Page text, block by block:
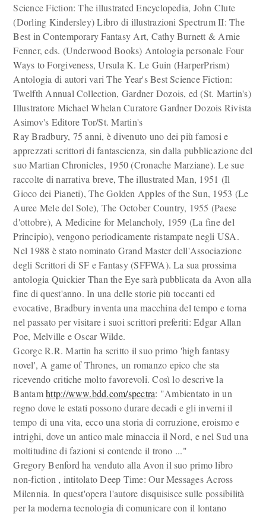
Science Fiction: The illustrated Encyclopedia, John Clute
(Dorling Kindersley) Libro di illustrazioni Spectrum II: The
Best in Contemporary Fantasy Art, Cathy Burnett & Arnie
Fenner, eds. (Underwood Books) Antologia personale Four
Ways to Forgiveness, Ursula K. Le Guin (HarperPrism)
Antologia di autori vari The Year's Best Science Fiction:
Twelfth Annual Collection, Gardner Dozois, ed (St. Martin's)
Illustratore Michael Whelan Curatore Gardner Dozois Rivista
Asimov's Editore Tor/St. Martin's
Ray Bradbury, 75 anni, è divenuto uno dei più famosi e
apprezzati scrittori di fantascienza, sin dalla pubblicazione del
suo Martian Chronicles, 1950 (Cronache Marziane). Le sue
raccolte di narrativa breve, The illustrated Man, 1951 (Il
Gioco dei Pianeti), The Golden Apples of the Sun, 1953 (Le
Auree Mele del Sole), The October Country, 1955 (Paese
d'ottobre), A Medicine for Melancholy, 1959 (La fine del
Principio), vengono periodicamente ristampate negli USA.
Nel 1988 è stato nominato Grand Master dell'Associazione
degli Scrittori di SF e Fantasy (SFFWA). La sua prossima
antologia Quickier Than the Eye sarà pubblicata da Avon alla
fine di quest'anno. In una delle storie più toccanti ed
evocative, Bradbury inventa una macchina del tempo e torna
nel passato per visitare i suoi scrittori preferiti: Edgar Allan
Poe, Melville e Oscar Wilde.
George R.R. Martin ha scritto il suo primo 'high fantasy
novel', A game of Thrones, un romanzo epico che sta
ricevendo critiche molto favorevoli. Così lo descrive la
Bantamhttp://www.bdd.com/spectra: "Ambientato in un
regno dove le estati possono durare decadi e gli inverni il
tempo di una vita, ecco una storia di corruzione, eroismo e
intrighi, dove un antico male minaccia il Nord, e nel Sud una
moltitudine di fazioni si contende il trono ..."
Gregory Benford ha venduto alla Avon il suo primo libro
non-fiction , intitolato Deep Time: Our Messages Across
Milennia. In quest'opera l'autore disquisisce sulle possibilità
per la moderna tecnologia di comunicare con il lontano